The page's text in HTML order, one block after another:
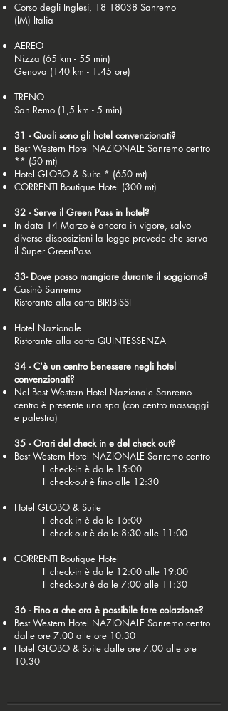
Corso degli Inglesi, 18 18038 Sanremo
(IM) Italia
AEREO
Nizza (65 km - 55 min)
Genova (140 km - 1.45 ore)
TRENO
San Remo (1,5 km - 5 min)
31 - Quali sono gli hotel convenzionati?
Best Western Hotel NAZIONALE Sanremo centro
** (50 mt)
Hotel GLOBO & Suite * (650 mt)
CORRENTI Boutique Hotel (300 mt)
32 - Serve il Green Pass in hotel?
In data 14 Marzo è ancora in vigore, salvo
diverse disposizioni la legge prevede che serva
il Super GreenPass
33- Dove posso mangiare durante il soggiorno?
Casinò Sanremo
Ristorante alla carta BIRIBISSI
Hotel Nazionale
Ristorante alla carta QUINTESSENZA
34 - C'è un centro benessere negli hotel
convenzionati?
Nel Best Western Hotel Nazionale Sanremo
centro è presente una spa (con centro massaggi
e palestra)
35 - Orari del check in e del check out?
Best Western Hotel NAZIONALE Sanremo centro
Il check-in è dalle 15:00
Il check-out è fino alle 12:30
Hotel GLOBO & Suite
Il check-in è dalle 16:00
Il check-out è dalle 8:30 alle 11:00
CORRENTI Boutique Hotel
Il check-in è dalle 12:00 alle 19:00
Il check-out è dalle 7:00 alle 11:30
36 - Fino a che ora è possibile fare colazione?
Best Western Hotel NAZIONALE Sanremo centro
dalle ore 7.00 alle ore 10.30
Hotel GLOBO & Suite dalle ore 7.00 alle ore
10.30